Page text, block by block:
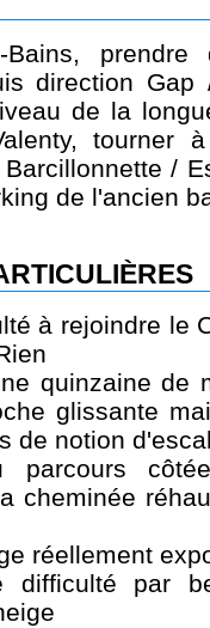
Bains, prendre
direction Gap
de la
tourner
/
de l'ancien
à rejoindre le
quinzaine de
glissante
de notion
parcours
cheminée
réellement
difficulté par